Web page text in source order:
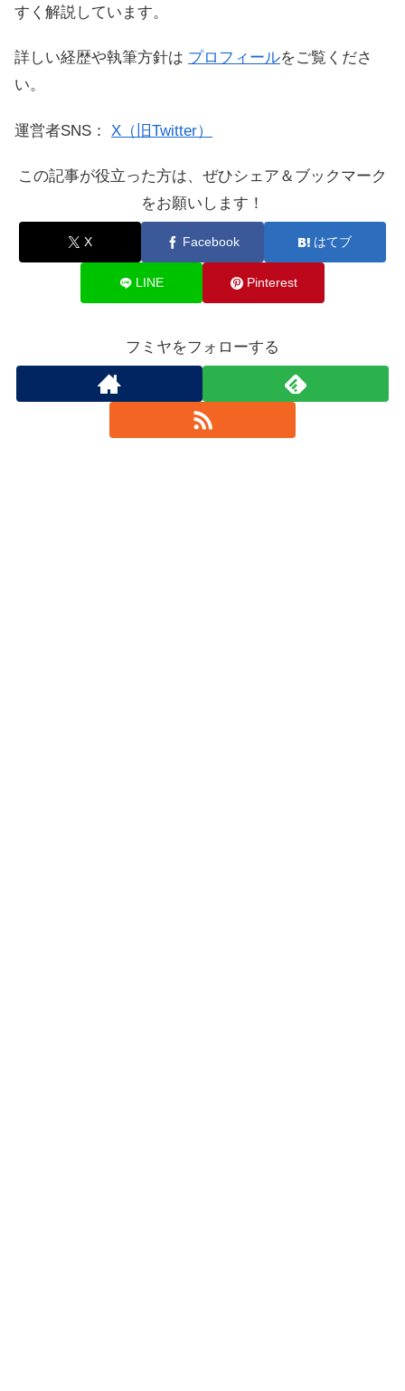
すく解説しています。
詳しい経歴や執筆方針は プロフィールをご覧くださ
い。
運営者SNS： X（旧Twitter）
この記事が役立った方は、ぜひシェア＆ブックマーク
をお願いします！
X Facebook はてブ
LINE Pinterest
フミヤをフォローする